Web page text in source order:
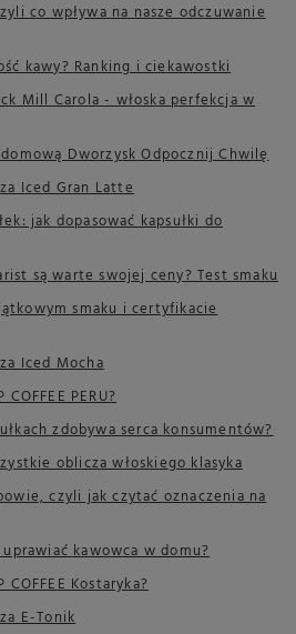
co wpływa na nasze odczuwanie
kawy? Ranking i ciekawostki
Mill Carola - włoska perfekcja w
Dworzysk Odpocznij Chwilę
Iced Gran Latte
jak dopasować kapsułki do
są warte swojej ceny? Test smaku
smaku i certyfikacie
Iced Mocha
PERU?
zdobywa serca konsumentów?
oblicza włoskiego klasyka
czyli jak czytać oznaczenia na
kawowca w domu?
COFFEE Kostaryka?
E-Tonik